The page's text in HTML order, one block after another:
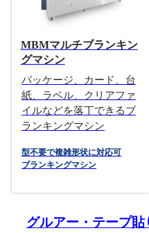
MBMマルチブランキン
グマシン
パッケージ、カード、台
紙、ラベル、クリアファ
イルなどを落丁できるブ
ランキングマシン
型不要で複雑形状に対応可
ブランキングマシン
グルアー・テープ貼